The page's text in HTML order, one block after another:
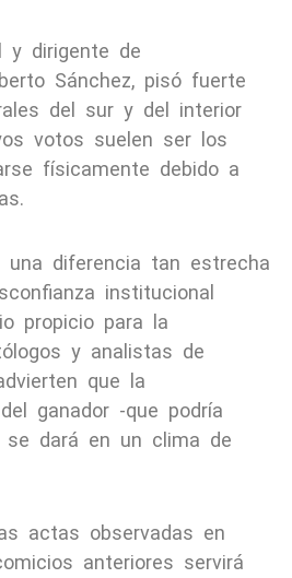
y dirigente de
Sánchez, pisó fuerte
del sur y del interior
votos suelen ser los
físicamente debido a
una diferencia tan estrecha
institucional
propicio para la
y analistas de
que la
ganador -que podría
se dará en un clima de
actas observadas en
anteriores servirá